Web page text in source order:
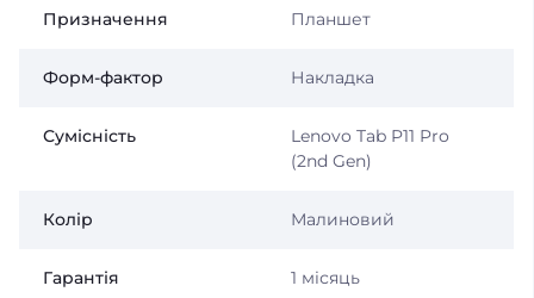
Призначення Планшет
Форм-фактор Накладка
Сумісність
Lenovo Tab P11 Pro
(2nd Gen)
Колір Малиновий
Гарантія 1 місяць